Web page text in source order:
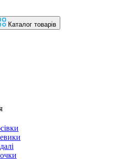
Каталог товарів